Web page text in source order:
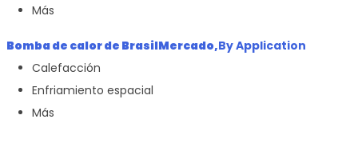
Más
Bomba de calor de BrasilMercado,By Application
Calefacción
Enfriamiento espacial
Más